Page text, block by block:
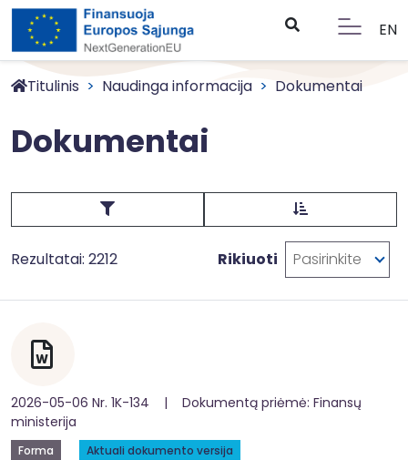
EN
Titulinis Naudinga informacija Dokumentai
Dokumentai
Rezultatai: 2212 Rikiuoti Pasirinkite
2026-05-06 Nr. 1K-134 | Dokumentą priėmė: Finansų
ministerija
Forma Aktuali dokumento versija